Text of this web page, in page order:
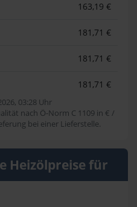
163,19 €
181,71 €
181,71 €
181,71 €
03:28 Uhr
nach Ö-Norm C 1109 in € /
bei einer Lieferstelle.
Heizölpreise für